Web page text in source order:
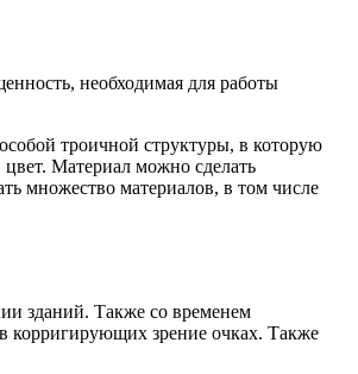
необходимая для работы
троичной структуры, в которую
Материал можно сделать
множество материалов, в том числе
зданий. Также со временем
корригирующих зрение очках. Также